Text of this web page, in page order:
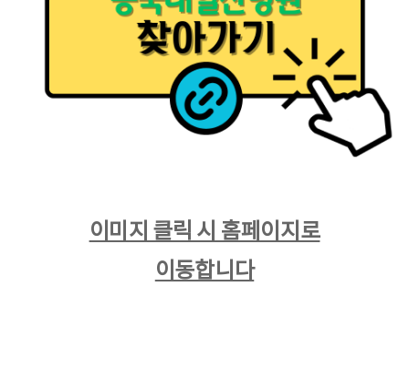
​이미지 클릭 시 홈페이지로
이동합니다